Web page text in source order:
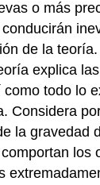
o más
de la
explica
todo lo
Considera
la gravedad
los